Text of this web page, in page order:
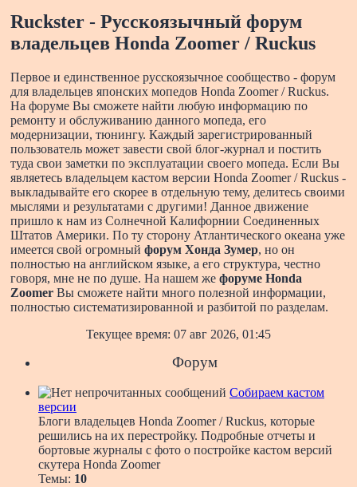
Ruckster - Русскоязычный форум
владельцев Honda Zoomer / Ruckus
Первое и единственное русскоязычное сообщество - форум
для владельцев японских мопедов Honda Zoomer / Ruckus.
На форуме Вы сможете найти любую информацию по
ремонту и обслуживанию данного мопеда, его
модернизации, тюнингу. Каждый зарегистрированный
пользователь может завести свой блог-журнал и постить
туда свои заметки по эксплуатации своего мопеда. Если Вы
являетесь владельцем кастом версии Honda Zoomer / Ruckus -
выкладывайте его скорее в отдельную тему, делитесь своими
мыслями и результатами с другими! Данное движение
пришло к нам из Солнечной Калифорнии Соединенных
Штатов Америки. По ту сторону Атлантического океана уже
имеется свой огромный форум Хонда Зумер, но он
полностью на английском языке, а его структура, честно
говоря, мне не по душе. На нашем же форуме Honda
Zoomer Вы сможете найти много полезной информации,
полностью систематизированной и разбитой по разделам.
Текущее время: 07 авг 2026, 01:45
Форум
Собираем кастом
версии
Блоги владельцев Honda Zoomer / Ruckus, которые
решились на их перестройку. Подробные отчеты и
бортовые журналы с фото о постройке кастом версий
скутера Honda Zoomer
Темы: 10